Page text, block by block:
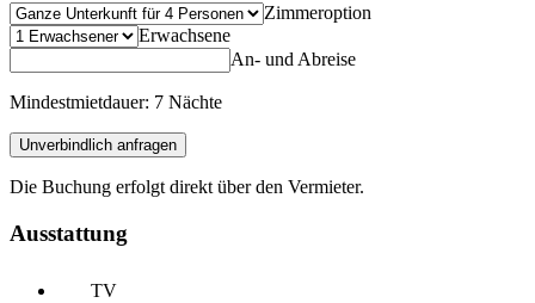
Zimmeroption
Erwachsene
An- und Abreise
Mindestmietdauer: 7 Nächte
Unverbindlich anfragen
Die Buchung erfolgt direkt über den Vermieter.
Ausstattung
TV